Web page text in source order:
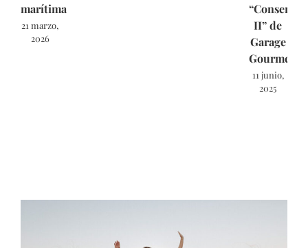
marítima
21 marzo,
2026
“Conservas
II” de
Garage
Gourmet.
11 junio,
2025